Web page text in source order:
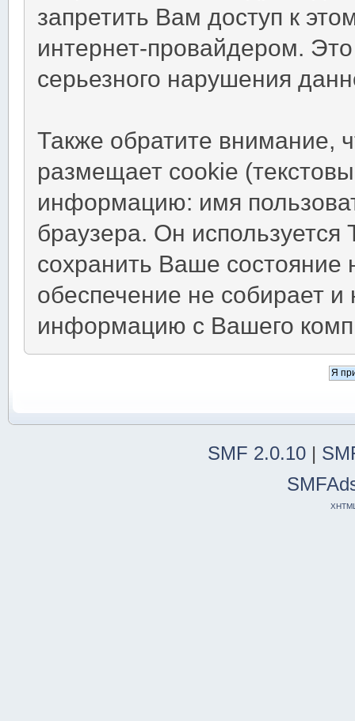
запретить Вам доступ к
интернет-провайдером.
серьезного нарушения
Также обратите внимание,
размещает cookie
информацию: имя
браузера. Он
сохранить Ваше
обеспечение не собирает
информацию с Вашего
SMF 2.0.10|